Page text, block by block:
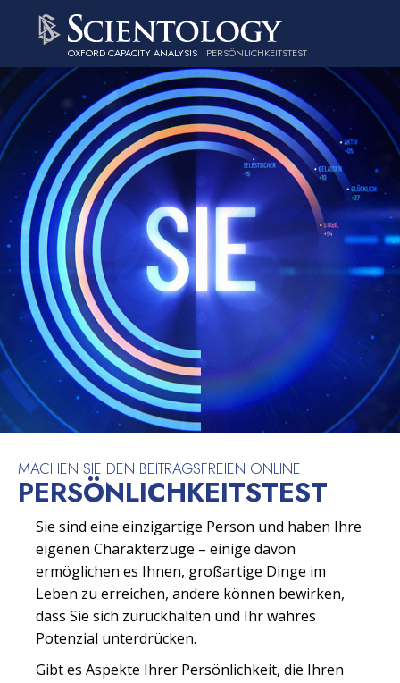
OXFORD CAPACITY ANALYSIS PERSÖNLICHKEITS­TEST
MACHEN SIE DEN BEITRAGSFREIEN ONLINE
PERSÖNLICHKEITSTEST
Sie sind eine einzigartige Person und haben Ihre
eigenen Charakterzüge – einige davon
ermöglichen es Ihnen, großartige Dinge im
Leben zu erreichen, andere können bewirken,
dass Sie sich zurückhalten und Ihr wahres
Potenzial unterdrücken.
Gibt es Aspekte Ihrer Persönlichkeit, die Ihren